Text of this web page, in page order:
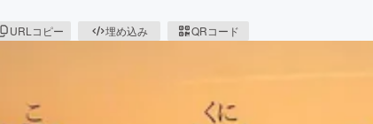
URLコピー 埋め込み QRコード